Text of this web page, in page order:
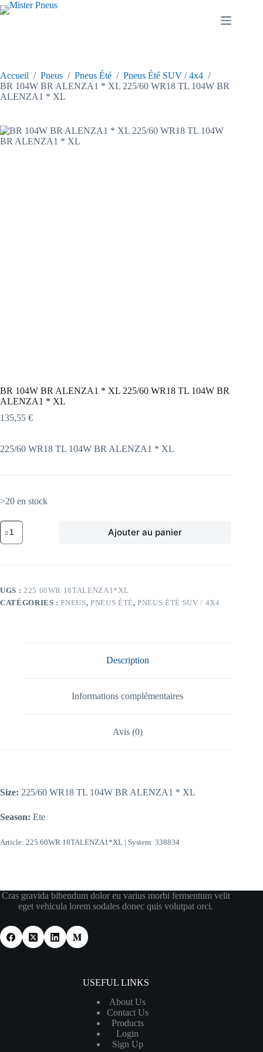
Passer
au
Accueil / Pneus / Pneus Été / Pneus Été SUV / 4x4 /
BR 104W BR ALENZA1 * XL 225/60 WR18 TL 104W BR
ALENZA1 * XL
BR 104W BR ALENZA1 * XL 225/60 WR18 TL 104W BR
ALENZA1 * XL
135,55 €
225/60 WR18 TL 104W BR ALENZA1 * XL
>20 en stock
quantité
de
BR
BR
XL
225/60
Ajouter au panier
UGS : 225 60WR 18TALENZA1*XL
CATÉGORIES :PNEUS,PNEUS ÉTÉ,PNEUS ÉTÉ SUV / 4X4
Description
Informations complémentaires
Avis (0)
Size: 225/60 WR18 TL 104W BR ALENZA1 * XL
Season: Ete
Article: 225 60WR 18TALENZA1*XL | System: 338834
Cras gravida bibendum dolor eu varius morbi fermentum velit
eget vehicula lorem sodales donec quis volutpat orci.
USEFUL LINKS
About Us
Contact Us
Products
Login
Sign Up